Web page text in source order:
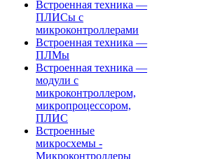
Встроенная техника —
ПЛИСы с
микроконтроллерами
Встроенная техника —
ПЛМы
Встроенная техника —
модули с
микроконтроллером,
микропроцессором,
ПЛИС
Встроенные
микросхемы -
Микроконтроллеры